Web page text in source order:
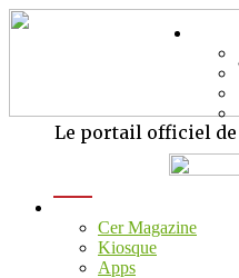
Le portail officiel
Cer Magazine
Kiosque
Apps